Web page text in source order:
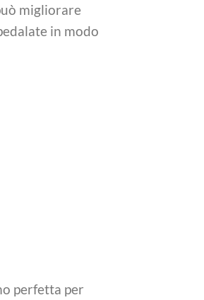
migliorare
in modo
perfetta per